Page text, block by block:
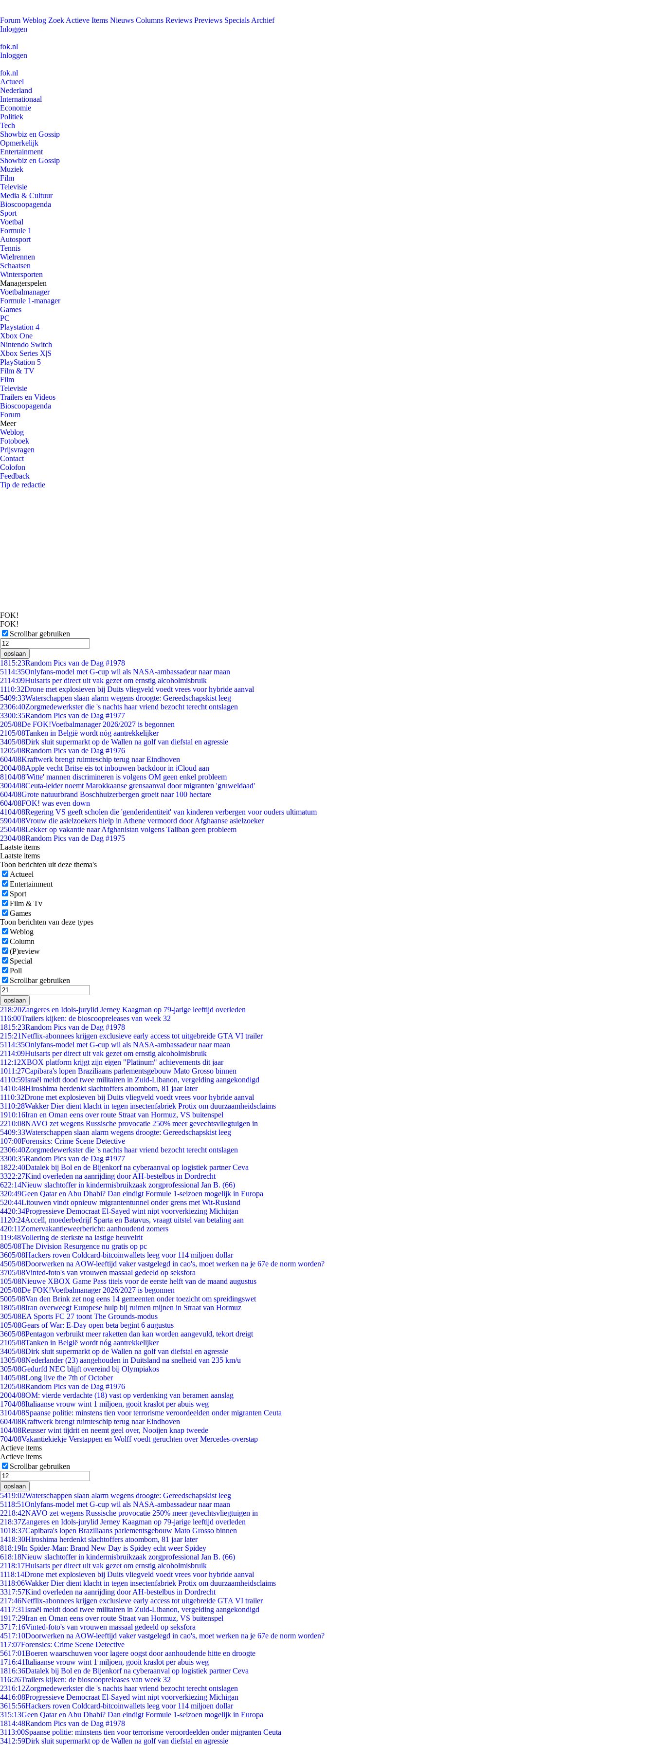
Forum Weblog Zoek Actieve Items Nieuws Columns Reviews Previews Specials Archief
Inloggen
fok.nl
Inloggen
fok.nl
Actueel
Nederland
Internationaal
Economie
Politiek
Tech
Showbiz en Gossip
Opmerkelijk
Entertainment
Showbiz en Gossip
Muziek
Film
Televisie
Media & Cultuur
Bioscoopagenda
Sport
Voetbal
Formule 1
Autosport
Tennis
Wielrennen
Schaatsen
Wintersporten
Managerspelen
Voetbalmanager
Formule 1-manager
Games
PC
Playstation 4
Xbox One
Nintendo Switch
Xbox Series X|S
PlayStation 5
Film & TV
Film
Televisie
Trailers en Videos
Bioscoopagenda
Forum
Meer
Weblog
Fotoboek
Prijsvragen
Contact
Colofon
Feedback
Tip de redactie
FOK!
FOK!
Scrollbar gebruiken
opslaan
1815:23Random Pics van de Dag #1978
5114:35Onlyfans-model met G-cup wil als NASA-ambassadeur naar maan
2114:09Huisarts per direct uit vak gezet om ernstig alcoholmisbruik
1110:32Drone met explosieven bij Duits vliegveld voedt vrees voor hybride aanval
5409:33Waterschappen slaan alarm wegens droogte: Gereedschapskist leeg
2306:40Zorgmedewerkster die 's nachts haar vriend bezocht terecht ontslagen
3300:35Random Pics van de Dag #1977
205/08De FOK!Voetbalmanager 2026/2027 is begonnen
2105/08Tanken in België wordt nóg aantrekkelijker
3405/08Dirk sluit supermarkt op de Wallen na golf van diefstal en agressie
1205/08Random Pics van de Dag #1976
604/08Kraftwerk brengt ruimteschip terug naar Eindhoven
2004/08Apple vecht Britse eis tot inbouwen backdoor in iCloud aan
8104/08'Witte' mannen discrimineren is volgens OM geen enkel probleem
3004/08Ceuta-leider noemt Marokkaanse grensaanval door migranten 'gruweldaad'
604/08Grote natuurbrand Boschhuizerbergen groeit naar 100 hectare
604/08FOK! was even down
4104/08Regering VS geeft scholen die 'genderidentiteit' van kinderen verbergen voor ouders ultimatum
5904/08Vrouw die asielzoekers hielp in Athene vermoord door Afghaanse asielzoeker
2504/08Lekker op vakantie naar Afghanistan volgens Taliban geen probleem
2304/08Random Pics van de Dag #1975
Laatste items
Laatste items
Toon berichten uit deze thema's
Actueel
Entertainment
Sport
Film & Tv
Games
Toon berichten van deze types
Weblog
Column
(P)review
Special
Poll
Scrollbar gebruiken
opslaan
218:20Zangeres en Idols-jurylid Jerney Kaagman op 79-jarige leeftijd overleden
116:00Trailers kijken: de bioscoopreleases van week 32
1815:23Random Pics van de Dag #1978
215:21Netflix-abonnees krijgen exclusieve early access tot uitgebreide GTA VI trailer
5114:35Onlyfans-model met G-cup wil als NASA-ambassadeur naar maan
2114:09Huisarts per direct uit vak gezet om ernstig alcoholmisbruik
112:12XBOX platform krijgt zijn eigen "Platinum" achievements dit jaar
1011:27Capibara's lopen Braziliaans parlementsgebouw Mato Grosso binnen
4110:59Israël meldt dood twee militairen in Zuid-Libanon, vergelding aangekondigd
1410:48Hiroshima herdenkt slachtoffers atoombom, 81 jaar later
1110:32Drone met explosieven bij Duits vliegveld voedt vrees voor hybride aanval
3110:28Wakker Dier dient klacht in tegen insectenfabriek Protix om duurzaamheidsclaims
1910:16Iran en Oman eens over route Straat van Hormuz, VS buitenspel
2210:08NAVO zet wegens Russische provocatie 250% meer gevechtsvliegtuigen in
5409:33Waterschappen slaan alarm wegens droogte: Gereedschapskist leeg
107:00Forensics: Crime Scene Detective
2306:40Zorgmedewerkster die 's nachts haar vriend bezocht terecht ontslagen
3300:35Random Pics van de Dag #1977
1822:40Datalek bij Bol en de Bijenkorf na cyberaanval op logistiek partner Ceva
3322:27Kind overleden na aanrijding door AH-bestelbus in Dordrecht
622:14Nieuw slachtoffer in kindermisbruikzaak zorgprofessional Jan B. (66)
320:49Geen Qatar en Abu Dhabi? Dan eindigt Formule 1-seizoen mogelijk in Europa
520:44Litouwen vindt opnieuw migrantentunnel onder grens met Wit-Rusland
4420:34Progressieve Democraat El-Sayed wint nipt voorverkiezing Michigan
11 20:24Accell, moederbedrijf Sparta en Batavus, vraagt uitstel van betaling aan
420:11 Zomervakantieweerbericht: aanhoudend zomers
119:48Vollering de sterkste na lastige heuvelrit
805/08The Division Resurgence nu gratis op pc
3605/08Hackers roven Coldcard-bitcoinwallets leeg voor 114 miljoen dollar
4505/08Doorwerken na AOW-leeftijd vaker vastgelegd in cao's, moet werken na je 67e de norm worden?
3705/08Vinted-foto's van vrouwen massaal gedeeld op seksfora
105/08Nieuwe XBOX Game Pass titels voor de eerste helft van de maand augustus
205/08De FOK!Voetbalmanager 2026/2027 is begonnen
5005/08Van den Brink zet nog eens 14 gemeenten onder toezicht om spreidingswet
1805/08Iran overweegt Europese hulp bij ruimen mijnen in Straat van Hormuz
305/08EA Sports FC 27 toont The Grounds-modus
105/08Gears of War: E-Day open beta begint 6 augustus
3605/08Pentagon verbruikt meer raketten dan kan worden aangevuld, tekort dreigt
2105/08Tanken in België wordt nóg aantrekkelijker
3405/08Dirk sluit supermarkt op de Wallen na golf van diefstal en agressie
1305/08Nederlander (23) aangehouden in Duitsland na snelheid van 235 km/u
305/08Gedurfd NEC blijft overeind bij Olympiakos
1405/08Long live the 7th of October
1205/08Random Pics van de Dag #1976
2004/08OM: vierde verdachte (18) vast op verdenking van beramen aanslag
1704/08Italiaanse vrouw wint 1 miljoen, gooit kraslot per abuis weg
3104/08Spaanse politie: minstens tien voor terrorisme veroordeelden onder migranten Ceuta
604/08Kraftwerk brengt ruimteschip terug naar Eindhoven
104/08Reusser wint tijdrit en neemt geel over, Nooijen knap tweede
704/08Vakantiekiekje Verstappen en Wolff voedt geruchten over Mercedes-overstap
Actieve items
Actieve items
Scrollbar gebruiken
opslaan
5419:02Waterschappen slaan alarm wegens droogte: Gereedschapskist leeg
5118:51Onlyfans-model met G-cup wil als NASA-ambassadeur naar maan
2218:42NAVO zet wegens Russische provocatie 250% meer gevechtsvliegtuigen in
218:37Zangeres en Idols-jurylid Jerney Kaagman op 79-jarige leeftijd overleden
1018:37Capibara's lopen Braziliaans parlementsgebouw Mato Grosso binnen
1418:30Hiroshima herdenkt slachtoffers atoombom, 81 jaar later
818:19In Spider-Man: Brand New Day is Spidey echt weer Spidey
618:18Nieuw slachtoffer in kindermisbruikzaak zorgprofessional Jan B. (66)
2118:17Huisarts per direct uit vak gezet om ernstig alcoholmisbruik
1118:14Drone met explosieven bij Duits vliegveld voedt vrees voor hybride aanval
3118:06Wakker Dier dient klacht in tegen insectenfabriek Protix om duurzaamheidsclaims
3317:57Kind overleden na aanrijding door AH-bestelbus in Dordrecht
217:46Netflix-abonnees krijgen exclusieve early access tot uitgebreide GTA VI trailer
4117:31Israël meldt dood twee militairen in Zuid-Libanon, vergelding aangekondigd
1917:29Iran en Oman eens over route Straat van Hormuz, VS buitenspel
3717:16Vinted-foto's van vrouwen massaal gedeeld op seksfora
4517:10Doorwerken na AOW-leeftijd vaker vastgelegd in cao's, moet werken na je 67e de norm worden?
117:07Forensics: Crime Scene Detective
5617:01Boeren waarschuwen voor lagere oogst door aanhoudende hitte en droogte
1716:41Italiaanse vrouw wint 1 miljoen, gooit kraslot per abuis weg
1816:36Datalek bij Bol en de Bijenkorf na cyberaanval op logistiek partner Ceva
116:26Trailers kijken: de bioscoopreleases van week 32
2316:12Zorgmedewerkster die 's nachts haar vriend bezocht terecht ontslagen
4416:08Progressieve Democraat El-Sayed wint nipt voorverkiezing Michigan
3615:56Hackers roven Coldcard-bitcoinwallets leeg voor 114 miljoen dollar
315:13Geen Qatar en Abu Dhabi? Dan eindigt Formule 1-seizoen mogelijk in Europa
1814:48Random Pics van de Dag #1978
3113:00Spaanse politie: minstens tien voor terrorisme veroordeelden onder migranten Ceuta
3412:59Dirk sluit supermarkt op de Wallen na golf van diefstal en agressie